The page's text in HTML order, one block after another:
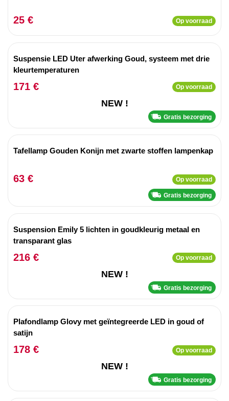
25 € Op voorraad
Suspensie LED Uter afwerking Goud, systeem met drie
kleurtemperaturen
171 € Op voorraad
NEW !
Gratis bezorging
Tafellamp Gouden Konijn met zwarte stoffen lampenkap
63 € Op voorraad
Gratis bezorging
Suspension Emily 5 lichten in goudkleurig metaal en
transparant glas
216 € Op voorraad
NEW !
Gratis bezorging
Plafondlamp Glovy met geïntegreerde LED in goud of
satijn
178 € Op voorraad
NEW !
Gratis bezorging